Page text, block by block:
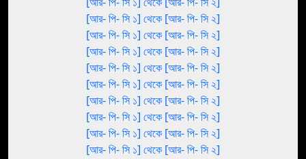
[আর- পি- সি ১] থেকে [আর- পি- সি ২]
[আর- পি- সি ১] থেকে [আর- পি- সি ২]
[আর- পি- সি ১] থেকে [আর- পি- সি ২]
[আর- পি- সি ১] থেকে [আর- পি- সি ২]
[আর- পি- সি ১] থেকে [আর- পি- সি ২]
[আর- পি- সি ১] থেকে [আর- পি- সি ২]
[আর- পি- সি ১] থেকে [আর- পি- সি ২]
[আর- পি- সি ১] থেকে [আর- পি- সি ২]
[আর- পি- সি ১] থেকে [আর- পি- সি ২]